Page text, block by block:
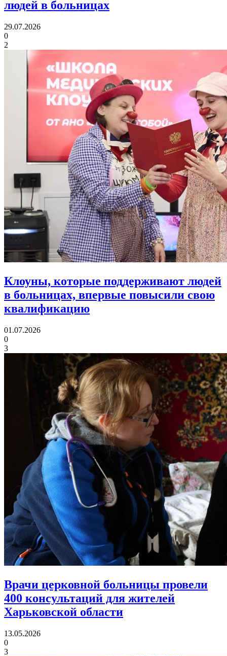
людей в больницах
29.07.2026
0
2
Клоуны, которые поддерживают людей
в больницах, впервые повысили свою
квалификацию
01.07.2026
0
3
Врачи церковной больницы провели
400 консультаций для жителей
Харьковской области
13.05.2026
0
3